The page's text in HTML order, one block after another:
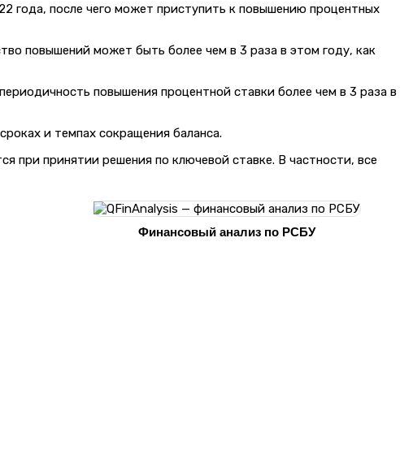
года, после чего может приступить к повышению процентных
повышений может быть более чем в 3 раза в этом году, как
повышения процентной ставки более чем в 3 раза в
и темпах сокращения баланса.
при принятии решения по ключевой ставке. В частности, все
Финансовый анализ по РСБУ